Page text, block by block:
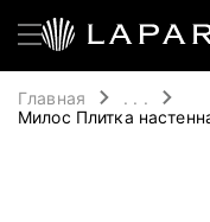
Главная
. . .
Милос Плитка